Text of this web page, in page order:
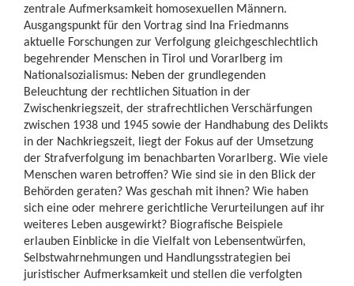
zentrale Aufmerksamkeit homosexuellen Männern.
Ausgangspunkt für den Vortrag sind Ina Friedmanns
aktuelle Forschungen zur Verfolgung gleichgeschlechtlich
begehrender Menschen in Tirol und Vorarlberg im
Nationalsozialismus: Neben der grundlegenden
Beleuchtung der rechtlichen Situation in der
Zwischenkriegszeit, der strafrechtlichen Verschärfungen
zwischen 1938 und 1945 sowie der Handhabung des Delikts
in der Nachkriegszeit, liegt der Fokus auf der Umsetzung
der Strafverfolgung im benachbarten Vorarlberg. Wie viele
Menschen waren betroffen? Wie sind sie in den Blick der
Behörden geraten? Was geschah mit ihnen? Wie haben
sich eine oder mehrere gerichtliche Verurteilungen auf ihr
weiteres Leben ausgewirkt? Biografische Beispiele
erlauben Einblicke in die Vielfalt von Lebensentwürfen,
Selbstwahrnehmungen und Handlungsstrategien bei
juristischer Aufmerksamkeit und stellen die verfolgten